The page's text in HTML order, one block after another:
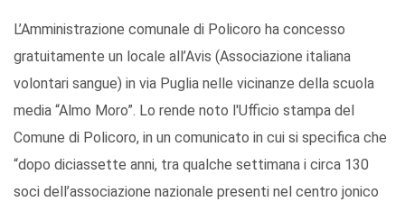
L’Amministrazione comunale di Policoro ha concesso
gratuitamente un locale all’Avis (Associazione italiana
volontari sangue) in via Puglia nelle vicinanze della scuola
media “Almo Moro”. Lo rende noto l'Ufficio stampa del
Comune di Policoro, in un comunicato in cui si specifica che
“dopo diciassette anni, tra qualche settimana i circa 130
soci dell’associazione nazionale presenti nel centro jonico